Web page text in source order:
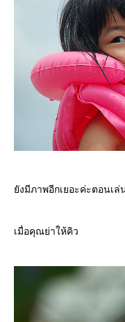
งมีภาพอีกเยอะค่ะตอนเล่
เมื่อคุณย่าให้คิว